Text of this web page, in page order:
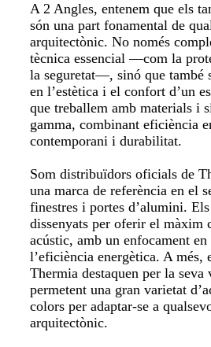
A 2 Angles, entenem que els
són una part fonamental de
arquitectònic. No només
tècnica essencial —com la
la seguretat—, sinó que també
en l’estètica i el confort d’un
que treballem amb materials i
gamma, combinant eficiència
contemporani i durabilitat.
Som distribuïdors oficials de
una marca de referència en el
finestres i portes d’alumini. Els
dissenyats per oferir el màxim
acústic, amb un enfocament
l’eficiència energètica. A més,
Thermia destaquen per la seva
permetent una gran varietat
colors per adaptar-se a
arquitectònic.